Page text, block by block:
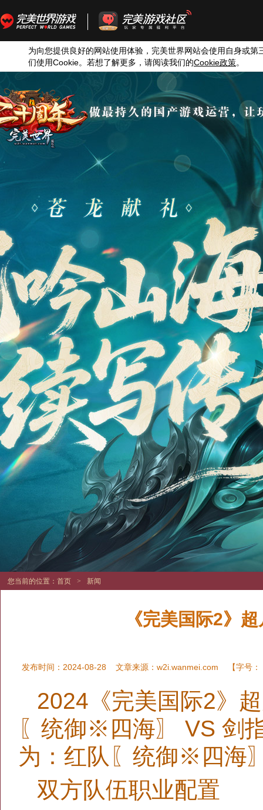
为向您提供良好的网站使用体验，完美世界网站会使用自身或第
们使用Cookie。若想了解更多，请阅读我们的Cookie政策。
您当前的位置： 首页 > 新闻
《完美国际2》
发布时间：2024-08-28 文章来源： w2i.wanmei.com 【字号：
2024《完美国际2》
〖统御※四海〗 VS 剑
为：红队〖统御※四海
双方队伍职业配置